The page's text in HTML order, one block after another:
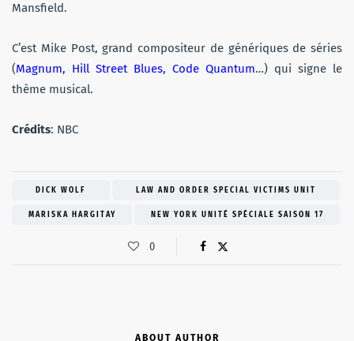
Mansfield.
C’est Mike Post, grand compositeur de génériques de séries
(Magnum, Hill Street Blues, Code Quantum…) qui signe le
thème musical.
Crédits: NBC
DICK WOLF LAW AND ORDER SPECIAL VICTIMS UNIT
MARISKA HARGITAY NEW YORK UNITÉ SPÉCIALE SAISON 17
0
ABOUT AUTHOR